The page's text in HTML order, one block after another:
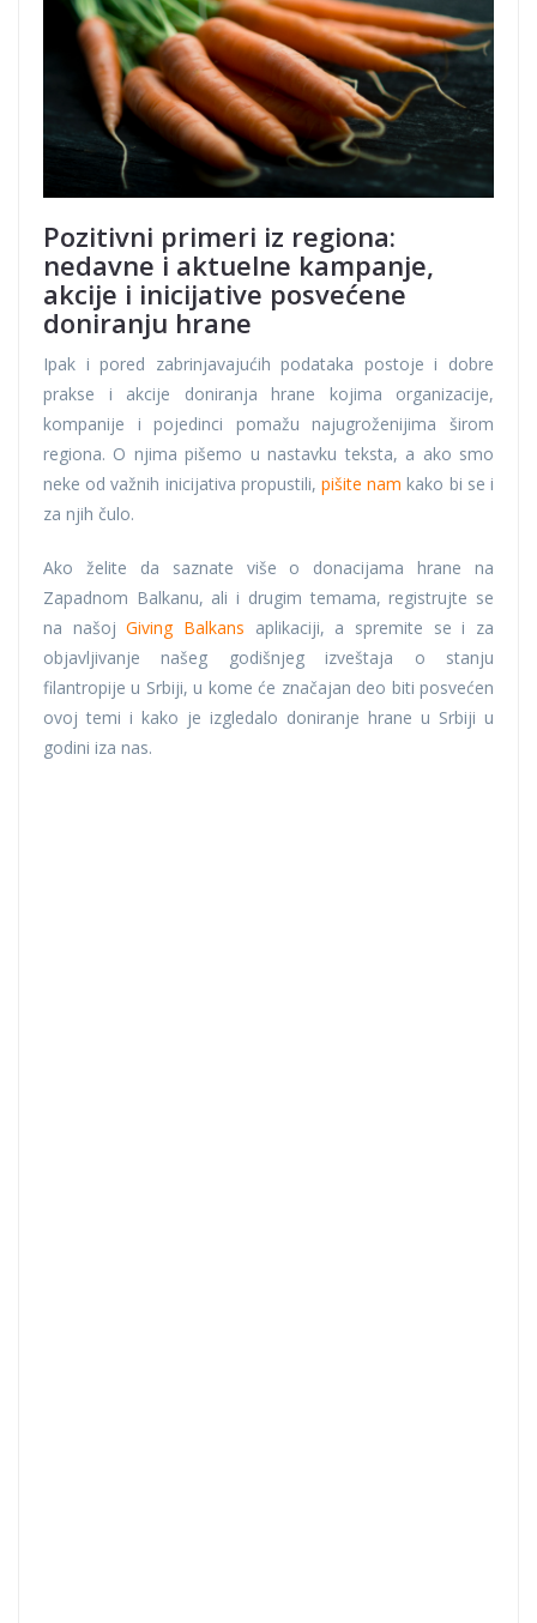
Pozitivni primeri iz regiona:
nedavne i aktuelne kampanje,
akcije i inicijative posvećene
doniranju hrane
Ipak i pored zabrinjavajućih podataka postoje i dobre
prakse i akcije doniranja hrane kojima organizacije,
kompanije i pojedinci pomažu najugroženijima širom
regiona. O njima pišemo u nastavku teksta, a ako smo
neke od važnih inicijativa propustili, pišite nam kako bi se i
za njih čulo.
Ako želite da saznate više o donacijama hrane na
Zapadnom Balkanu, ali i drugim temama, registrujte se
na našojGiving Balkans aplikaciji, a spremite se i za
objavljivanje našeg godišnjeg izveštaja o stanju
filantropije u Srbiji, u kome će značajan deo biti posvećen
ovoj temi i kako je izgledalo doniranje hrane u Srbiji u
godini iza nas.